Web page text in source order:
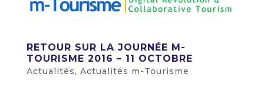
RETOUR SUR LA JOURNÉE M-
TOURISME 2016 – 11 OCTOBRE
Actualités, Actualités m-Tourisme